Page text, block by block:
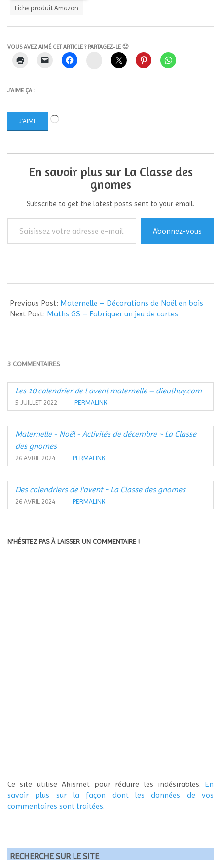
Fiche produit Amazon
VOUS AVEZ AIMÉ CET ARTICLE ? PARTAGEZ-LE 🙂
Instagram
J’AIME ÇA :
J’AIME
En savoir plus sur La Classe des
gnomes
Subscribe to get the latest posts sent to your email.
votre
adresse
Abonnez-vous
11-
28
Previous Post: Maternelle – Décorations de Noël en bois
Next Post: Maths GS – Fabriquer un jeu de cartes
3 COMMENTAIRES
Les 10 calendrier de l avent maternelle – dieuthuy.com
5 JUILLET 2022 PERMALINK
Maternelle - Noël - Activités de décembre ~ La Classe
des gnomes
26 AVRIL 2024 PERMALINK
Des calendriers de l'avent ~ La Classe des gnomes
26 AVRIL 2024 PERMALINK
N'HÉSITEZ PAS À LAISSER UN COMMENTAIRE !
Ce site utilise Akismet pour réduire les indésirables. En
savoir plus sur la façon dont les données de vos
commentaires sont traitées.
RECHERCHE SUR LE SITE